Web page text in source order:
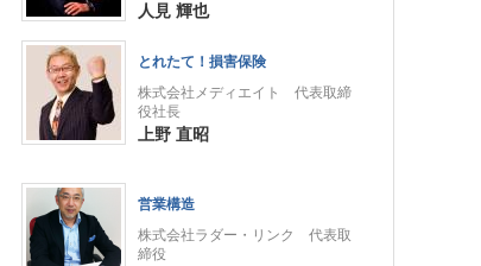
人見 輝也
とれたて！損害保険
株式会社メディエイト 代表取締
役社長
上野 直昭
営業構造
株式会社ラダー・リンク 代表取
締役